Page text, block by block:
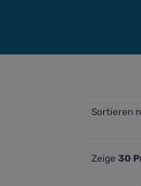
Sortieren
Zeige 30